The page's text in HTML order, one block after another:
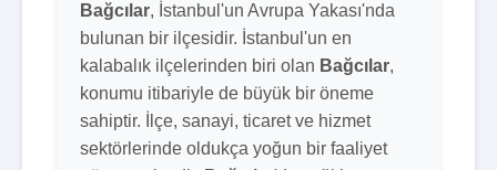
Bağcılar, İstanbul'un Avrupa Yakası'nda
bulunan bir ilçesidir. İstanbul'un en
kalabalık ilçelerinden biri olan Bağcılar,
konumu itibariyle de büyük bir öneme
sahiptir. İlçe, sanayi, ticaret ve hizmet
sektörlerinde oldukça yoğun bir faaliyet